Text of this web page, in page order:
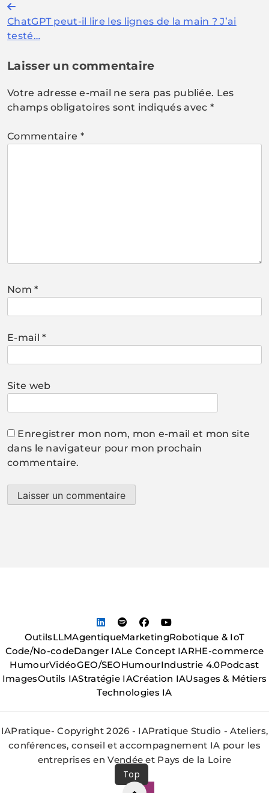
Navigation
de
ChatGPT peut-il lire les lignes de la main ? J’ai
testé…
Laisser un commentaire
Votre adresse e-mail ne sera pas publiée. Les
champs obligatoires sont indiqués avec *
Commentaire *
Nom*
E-mail*
Site web
Enregistrer mon nom, mon e-mail et mon site
dans le navigateur pour mon prochain
commentaire.
OutilsLLMAgentiqueMarketingRobotique & IoT
Code/No-codeDanger IALe Concept IARHE-commerce
HumourVidéoGEO/SEOHumourIndustrie 4.0Podcast
ImagesOutils IAStratégie IACréation IAUsages & Métiers
Technologies IA
IAPratique- Copyright 2026 - IAPratique Studio - Ateliers,
conférences, conseil et accompagnement IA pour les
entreprises en Vendée et Pays de la Loire
Top